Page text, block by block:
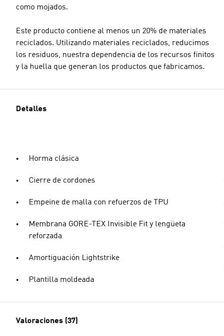
como mojados.
Este producto contiene al menos un 20% de materiales
reciclados. Utilizando materiales reciclados, reducimos
los residuos, nuestra dependencia de los recursos finitos
y la huella que generan los productos que fabricamos.
Detalles
Horma clásica
Cierre de cordones
Empeine de malla con refuerzos de TPU
Membrana GORE-TEX Invisible Fit y lengüeta
reforzada
Amortiguación Lightstrike
Plantilla moldeada
Valoraciones (37)